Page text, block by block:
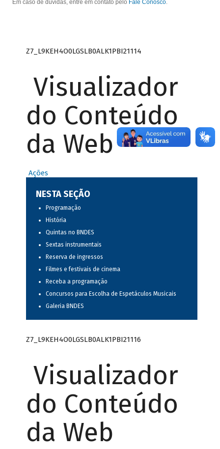
Em caso de dúvidas, entre em contato pelo Fale Conosco.
Z7_L9KEH4O0LGSLB0ALK1PBI21114
Visualizador
do Conteúdo
da Web
Ações
NESTA SEÇÃO
Programação
História
Quintas no BNDES
Sextas instrumentais
Reserva de ingressos
Filmes e festivais de cinema
Receba a programação
Concursos para Escolha de Espetáculos Musicais
Galeria BNDES
Z7_L9KEH4O0LGSLB0ALK1PBI21116
Visualizador
do Conteúdo
da Web